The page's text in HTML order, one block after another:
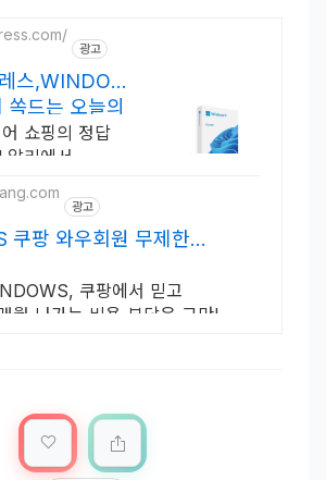
광고
스,WINDO
드는 오늘의
쇼핑의 정답
리에서
로!
광고
쿠팡 와우회원 무제한
쿠팡에서 믿고
월 나가는 비용 부담은 그만!